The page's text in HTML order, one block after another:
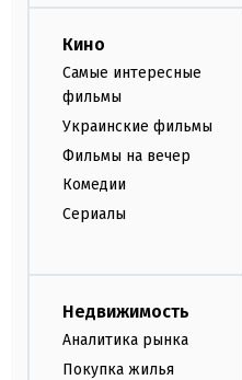
Кино
Самые интересные
фильмы
Украинские фильмы
Фильмы на вечер
Комедии
Сериалы
Недвижимость
Аналитика рынка
Покупка жилья